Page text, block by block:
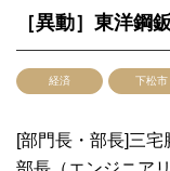
［異動］東洋鋼
経済 下松市
[部門長・部長]三